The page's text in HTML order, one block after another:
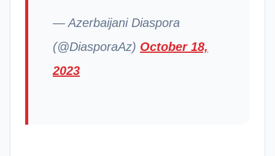
— Azerbaijani Diaspora
(@DiasporaAz) October 18,
2023